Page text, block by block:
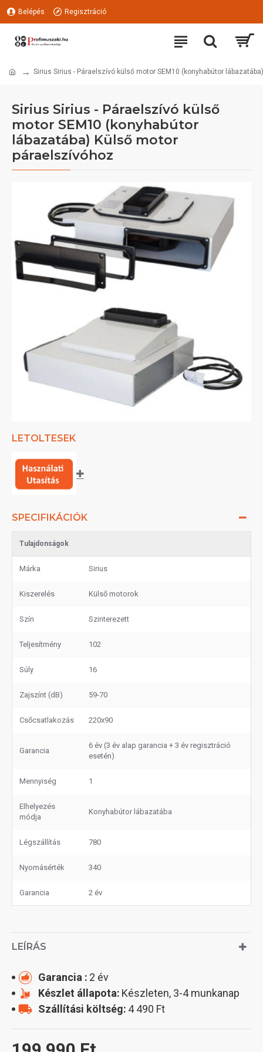
Belépés Regisztráció
Sirius Sirius - Páraelszívó külső motor SEM10 (konyhabútor
Sirius Sirius - Páraelszívó külső
motor SEM10 (konyhabútor
lábazatába) Külső motor
páraelszívóhoz
LETOLTESEK
SPECIFIKÁCIÓK
Tulajdonságok
Márka Sirius
Kiszerelés Külső motorok
Szín Szinterezett
Teljesítmény 102
Súly 16
Zajszínt (dB) 59-70
Csőcsatlakozás 220x90
Garancia
6 év (3 év alap garancia + 3 év regisztráció
esetén)
Mennyiség 1
Elhelyezés
módja
Konyhabútor lábazatába
Légszállítás 780
Nyomásérték 340
Garancia 2 év
LEÍRÁS
Garancia : 2 év
Készlet állapota: Készleten, 3-4 munkanap
Szállítási költség: 4 490 Ft